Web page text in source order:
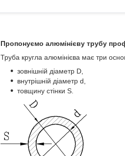
Пропонуємо алюмінієву трубу
Труба кругла алюмінієва має три
зовнішній діаметр D,
внутрішній діаметр d,
товщину стінки S.